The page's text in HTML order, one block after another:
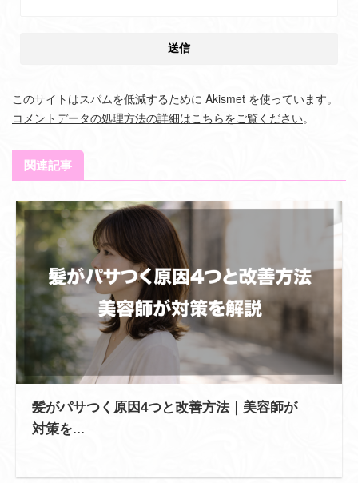
このサイトはスパムを低減するために Akismet を使っています。
コメントデータの処理方法の詳細はこちらをご覧ください。
関連記事
髪がパサつく原因4つと改善方法｜美容師が
対策を...